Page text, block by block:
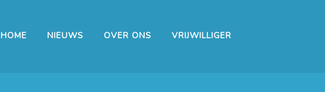
HOME NIEUWS OVER ONS VRIJWILLIGER